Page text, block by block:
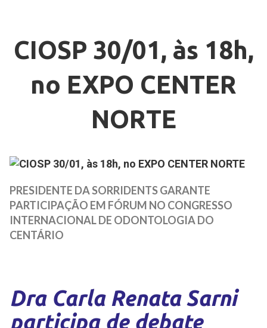
CIOSP 30/01, às 18h,
no EXPO CENTER
NORTE
PRESIDENTE DA SORRIDENTS GARANTE
PARTICIPAÇÃO EM FÓRUM NO CONGRESSO
INTERNACIONAL DE ODONTOLOGIA DO
CENTÁRIO
Dra Carla Renata Sarni
participa de debate